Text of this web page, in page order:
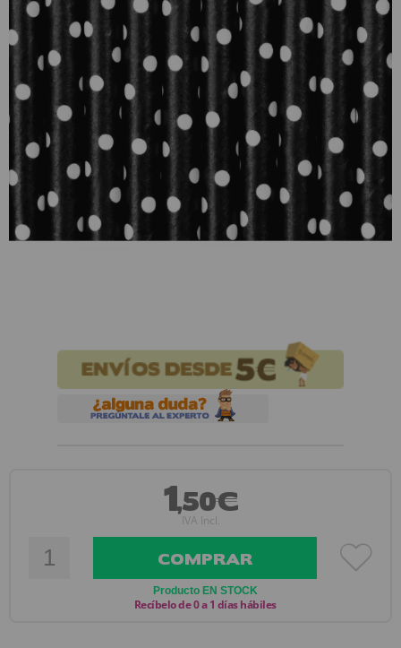
1,50€
IVA Incl.
COMPRAR
Producto EN STOCK
Recíbelo de 0 a 1 días hábiles